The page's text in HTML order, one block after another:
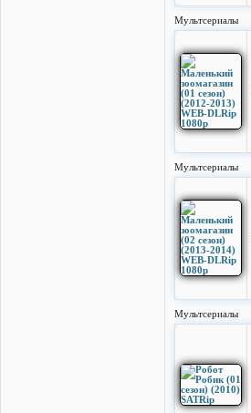
Мультсериалы
Мультсериалы
Мультсериалы